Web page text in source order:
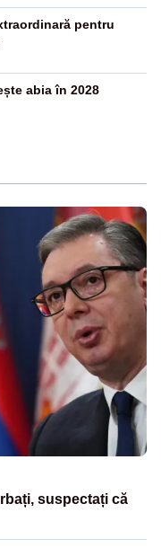
pentru
abia în 2028
suspectați că